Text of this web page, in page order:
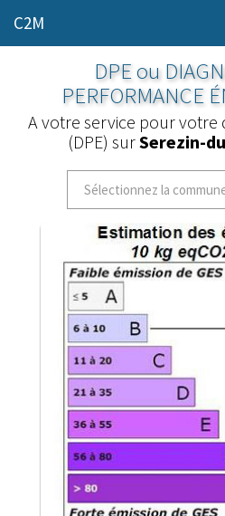
C2M
DPE ou
PERFORMANCE
A votre service pour
(DPE) surSerezin-
Sélectionnez la